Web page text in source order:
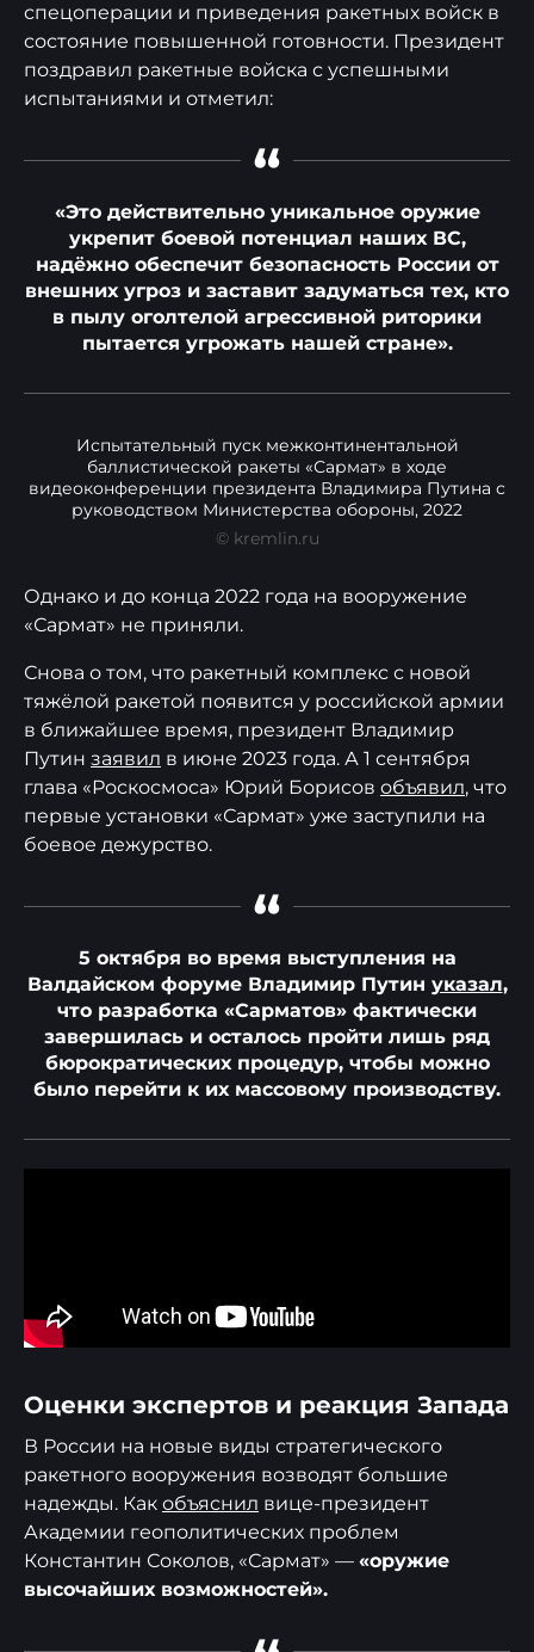
спецоперации и приведения ракетных войск в
состояние повышенной готовности. Президент
поздравил ракетные войска с успешными
испытаниями и отметил:
“
«Это действительно уникальное оружие
укрепит боевой потенциал наших ВС,
надёжно обеспечит безопасность России от
внешних угроз и заставит задуматься тех, кто
в пылу оголтелой агрессивной риторики
пытается угрожать нашей стране».
Испытательный пуск межконтинентальной
баллистической ракеты «Сармат» в ходе
видеоконференции президента Владимира Путина с
руководством Министерства обороны, 2022
© kremlin.ru
Однако и до конца 2022 года на вооружение
«Сармат» не приняли.
Снова о том, что ракетный комплекс с новой
тяжёлой ракетой появится у российской армии
в ближайшее время, президент Владимир
Путин заявил в июне 2023 года. А 1 сентября
глава «Роскосмоса» Юрий Борисов объявил, что
первые установки «Сармат» уже заступили на
боевое дежурство.
“
5 октября во время выступления на
Валдайском форуме Владимир Путин указал,
что разработка «Сарматов» фактически
завершилась и осталось пройти лишь ряд
бюрократических процедур, чтобы можно
было перейти к их массовому производству.
Оценки экспертов и реакция Запада
В России на новые виды стратегического
ракетного вооружения возводят большие
надежды. Как объяснил вице-президент
Академии геополитических проблем
Константин Соколов, «Сармат» — «оружие
высочайших возможностей».